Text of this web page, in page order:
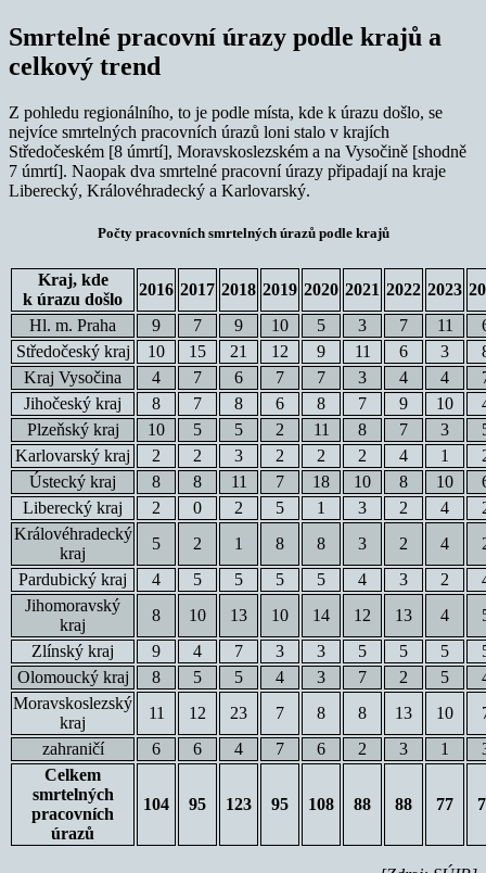
Smrtelné pracovní úrazy podle krajů a
celkový trend
Z pohledu regionálního, to je podle místa, kde k úrazu došlo, se
nejvíce smrtelných pracovních úrazů loni stalo v krajích
Středočeském [8 úmrtí], Moravskoslezském a na Vysočině [shodně
7 úmrtí]. Naopak dva smrtelné pracovní úrazy připadají na kraje
Liberecký, Královéhradecký a Karlovarský.
Počty pracovních smrtelných úrazů podle krajů
Kraj, kde
k úrazu došlo
2016 2017 2018 2019 2020 2021 2022 2023
Hl. m. Praha
9 7 9 10 5 3 7 11
Středočeský kraj
10 15 21 12 9 11 6 3
Kraj Vysočina
4 7 6 7 7 3 4 4
Jihočeský kraj
8 7 8 6 8 7 9 10
Plzeňský kraj
10 5 5 2 11 8 7 3
Karlovarský kraj
2 2 3 2 2 2 4 1
Ústecký kraj
8 8 11 7 18 10 8 10
Liberecký kraj
2 0 2 5 1 3 2 4
Královéhradecký
kraj
5 2 1 8 8 3 2 4
Pardubický kraj
4 5 5 5 5 4 3 2
Jihomoravský
kraj
8 10 13 10 14 12 13 4
Zlínský kraj
9 4 7 3 3 5 5 5
Olomoucký kraj
8 5 5 4 3 7 2 5
Moravskoslezský
kraj
11 12 23 7 8 8 13 10
zahraničí
6 6 4 7 6 2 3 1
Celkem
smrtelných
pracovních
úrazů
104 95 123 95 108 88 88 77